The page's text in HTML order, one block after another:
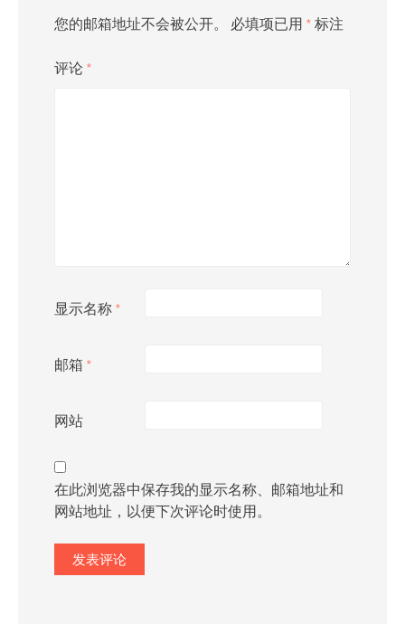
您的邮箱地址不会被公开。 必填项已用 * 标注
评论 *
显示名称 *
邮箱 *
网站
在此浏览器中保存我的显示名称、邮箱地址和
网站地址，以便下次评论时使用。